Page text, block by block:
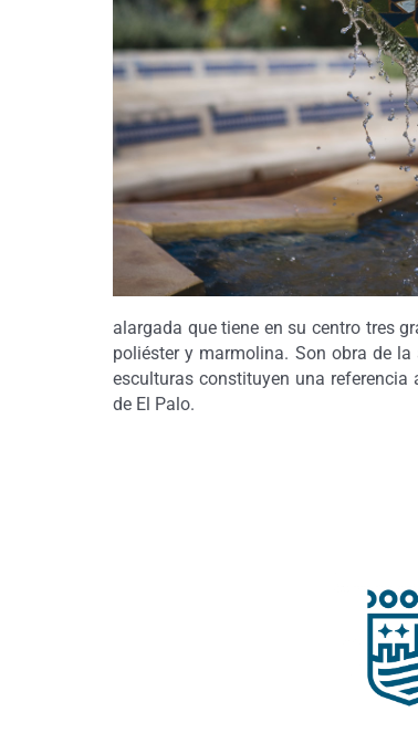
alargada que tiene en su centro tres
poliéster y marmolina. Son obra de
esculturas constituyen una
de El Palo.